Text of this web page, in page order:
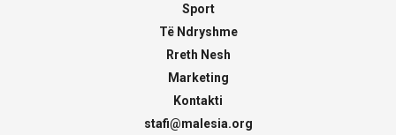
Sport
Të Ndryshme
Rreth Nesh
Marketing
Kontakti
stafi@malesia.org